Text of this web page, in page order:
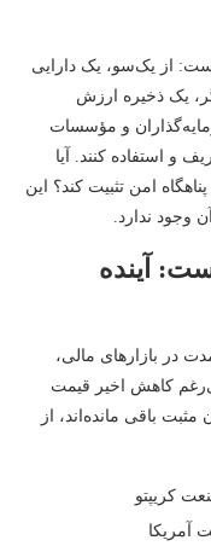
از یک‌سو، یک دارایی
یک ذخیره ارزش
و مؤسسات
و استفاده کنند. آیا
امن تثبیت کند؟ این
ندارد.
آینده
در بازارهای مالی،
کاهش اخیر قیمت
باقی مانده‌اند، از
کریپتو
آمریکا